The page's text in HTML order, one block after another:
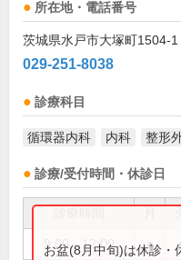
所在地・電話番号
茨城県水戸市大塚町1504-1
029-251-8038
診療科目
循環器内科 内科 整形
診療/受付時間・休診日
9:00～12:00 ●
お盆(8月中旬)は休診・